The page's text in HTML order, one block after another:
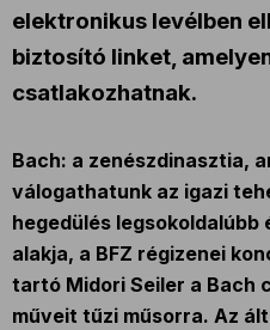
elektronikus levélben
biztosító linket,
csatlakozhatnak.
Bach: a zenészdinasztia,
válogathatunk az igazi
hegedülés legsokoldalúbb
alakja, a BFZ régizenei
tartó Midori Seiler a Bach
műveit tűzi műsorra. Az